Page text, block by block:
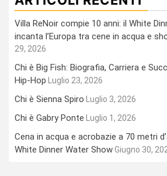
Villa ReNoir compie 10 anni: il White
incanta l’Europa tra cene in acqua e
29, 2026
Chi è Big Fish: Biografia, Carriera e
Hip-Hop
Luglio 23, 2026
Chi è Sienna Spiro Luglio 3, 2026
Chi è Gabry Ponte Luglio 1, 2026
Cena in acqua e acrobazie a 70 metri
White Dinner Water ShowGiugno 30,